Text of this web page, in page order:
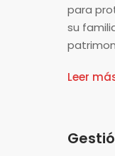
para
su
Leer